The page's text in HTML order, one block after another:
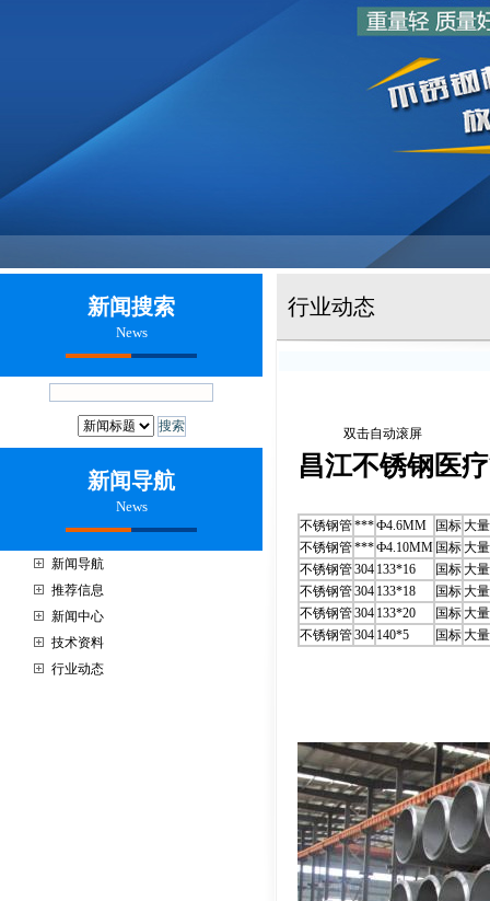
新闻搜索
News
新闻导航
News
新闻导航
推荐信息
新闻中心
技术资料
行业动态
行业动态
双击自动滚屏
昌江不锈钢医
不锈钢管***Ф4.6MM 国标大量
不锈钢管***Ф4.10MM 国标大量
不锈钢管304 133*16 国标大量
不锈钢管304 133*18 国标大量
不锈钢管304 133*20 国标大量
不锈钢管304 140*5 国标大量